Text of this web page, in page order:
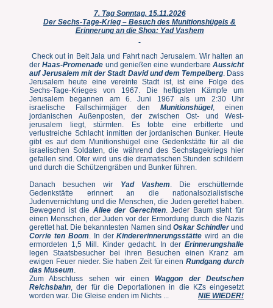
7. Tag Sonntag, 15.11.2026
Der Sechs-Tage-Krieg – Besuch des Munitionshügels &
Erinnerung an die Shoa: Yad Vashem
Check out in Beit Jala und Fahrt nach Jerusalem. Wir halten an
derHaas-Promenade und genießen eine wunderbareAussicht
auf Jerusalem mit der Stadt David und dem Tempelberg. Dass
Jerusalem heute eine vereinte Stadt ist, ist eine Folge des
Sechs-Tage-Krieges von 1967. Die heftigsten Kämpfe um
Jerusalem begannen am 6. Juni 1967 als um 2:30 Uhr
israelische Fallschirmjäger den Munitionshügel, einen
jordanischen Außenposten, der zwischen Ost- und West-
jerusalem liegt, stürmten. Es tobte eine erbitterte und
verlustreiche Schlacht inmitten der jordanischen Bunker. Heute
gibt es auf dem Munitionshügel eine Gedenkstätte für all die
israelischen Soldaten, die während des Sechstagekriegs hier
gefallen sind. Ofer wird uns die dramatischen Stunden schildern
und durch die Schützengräben und Bunker führen.
Danach besuchen wir
Yad Vashem. Die erschütternde
Gedenkstätte erinnert an die nationalsozialistische
Judenvernichtung und die Menschen, die Juden gerettet haben.
Bewegend ist die Allee der Gerechten. Jeder Baum steht für
einen Menschen, der Juden vor der Ermordung durch die Nazis
gerettet hat. Die bekanntesten Namen sind Oskar Schindlerund
Corrie ten Boom. In derKindererinnerungsstätte wird an die
ermordeten 1,5 Mill. Kinder gedacht. In der Erinnerungshalle
legen Staatsbesucher bei ihren Besuchen einen Kranz am
ewigen Feuer nieder. Sie haben Zeit für einenRundgang durch
das Museum.
Zum Abschluss sehen wir einen Waggon der Deutschen
Reichsbahn, der für die Deportationen in die KZs eingesetzt
worden war. Die Gleise enden im Nichts ... NIE WIEDER!